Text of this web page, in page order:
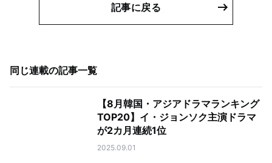
記事に戻る
同じ連載の記事一覧
【8月韓国・アジアドラマランキング
TOP20】イ・ジョンソク主演ドラマ
が2カ月連続1位
2025.09.01